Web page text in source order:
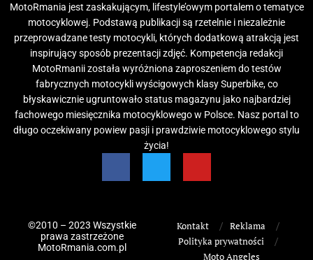
MotoRmania jest zaskakującym, lifestyle’owym portalem o tematyce
motocyklowej. Podstawą publikacji są rzetelnie i niezależnie
przeprowadzane testy motocykli, których dodatkową atrakcją jest
inspirujący sposób prezentacji zdjęć. Kompetencja redakcji
MotoRmanii została wyróżniona zaproszeniem do testów
fabrycznych motocykli wyścigowych klasy Superbike, co
błyskawicznie ugruntowało status magazynu jako najbardziej
fachowego miesięcznika motocyklowego w Polsce. Nasz portal to
długo oczekiwany powiew pasji i prawdziwie motocyklowego stylu
życia!
©2010 – 2023 Wszystkie
prawa zastrzeżone
MotoRmania.com.pl
Kontakt
Reklama
Polityka prywatności
Moto Angeles